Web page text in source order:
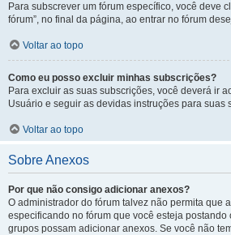
Para subscrever um fórum específico, você deve
fórum”, no final da página, ao entrar no fórum
Voltar ao topo
Como eu posso excluir minhas subscrições?
Para excluir as suas subscrições, você deverá ir
Usuário e seguir as devidas instruções para suas
Voltar ao topo
Sobre Anexos
Por que não consigo adicionar anexos?
O administrador do fórum talvez não permita que
especificando no fórum que você esteja postando
grupos possam adicionar anexos. Se você não